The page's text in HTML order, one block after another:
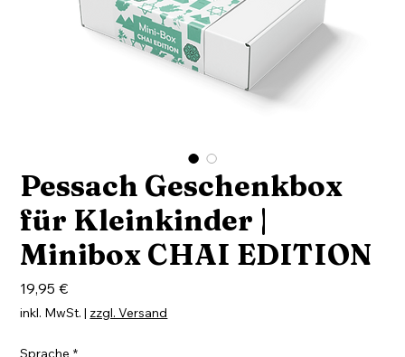
Pessach Geschenkbox
für Kleinkinder |
Minibox CHAI EDITION
19,95 €Preis
inkl. MwSt. | zzgl. Versand
Sprache *